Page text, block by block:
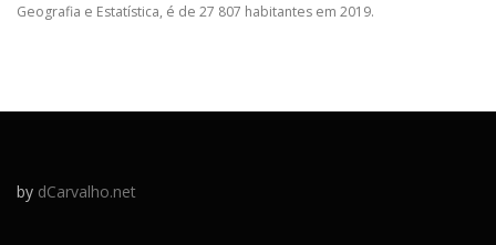
Geografia e Estatística, é de 27 807 habitantes em 2019.
by dCarvalho.net